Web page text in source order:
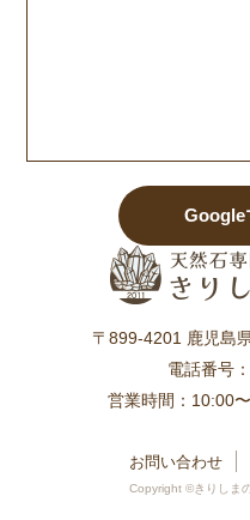
〒899-4201 鹿児島
電話番号：
営業時間：10:00
お問い合わせ
Copyright ©きりしま
Google